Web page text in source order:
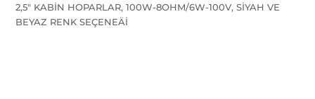
2,5″ KABİN HOPARLAR, 100W-8OHM/6W-100V, SİYAH VE
BEYAZ RENK SEÇENEÄİ